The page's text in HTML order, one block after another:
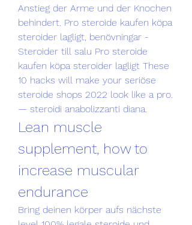
Anstieg der Arme und der Knochen
behindert. Pro steroide kaufen köpa
steroider lagligt, benövningar -
Steroider till salu Pro steroide
kaufen köpa steroider lagligt These
10 hacks will make your seriöse
steroide shops 2022 look like a pro.
— steroidi anabolizzanti diana.
Lean muscle
supplement, how to
increase muscular
endurance
Bring deinen körper aufs nächste